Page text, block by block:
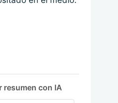
resumen con IA